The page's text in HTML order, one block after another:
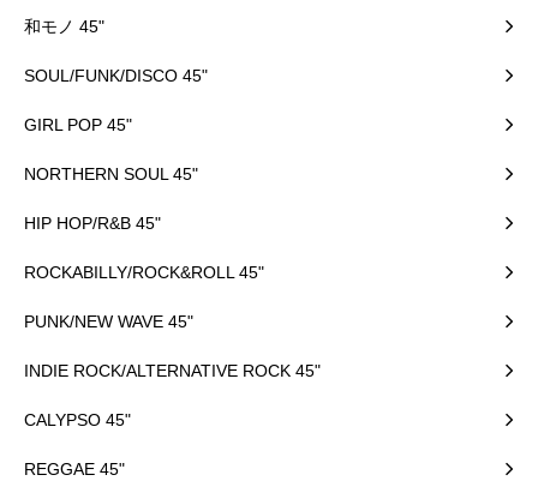
和モノ 45"
SOUL/FUNK/DISCO 45"
GIRL POP 45"
NORTHERN SOUL 45"
HIP HOP/R&B 45"
ROCKABILLY/ROCK&ROLL 45"
PUNK/NEW WAVE 45"
INDIE ROCK/ALTERNATIVE ROCK 45"
CALYPSO 45"
REGGAE 45"